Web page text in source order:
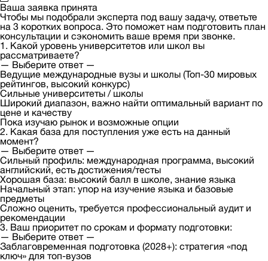
Ваша заявка принята
Чтобы мы подобрали эксперта под вашу задачу, ответьте
на 3 коротких вопроса. Это поможет нам подготовить план
консультации и сэкономить ваше время при звонке.
1. Какой уровень университетов или школ вы
рассматриваете?
— Выберите ответ —
Ведущие международные вузы и школы (Топ-30 мировых
рейтингов, высокий конкурс)
Сильные университеты / школы
Широкий диапазон, важно найти оптимальный вариант по
цене и качеству
Пока изучаю рынок и возможные опции
2. Какая база для поступления уже есть на данный
момент?
— Выберите ответ —
Сильный профиль: международная программа, высокий
английский, есть достижения/тесты
Хорошая база: высокий балл в школе, знание языка
Начальный этап: упор на изучение языка и базовые
предметы
Сложно оценить, требуется профессиональный аудит и
рекомендации
3. Ваш приоритет по срокам и формату подготовки:
— Выберите ответ —
Заблаговременная подготовка (2028+): стратегия «под
ключ» для топ-вузов